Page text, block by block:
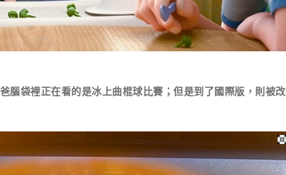
袋裡正在看的是冰上曲棍球比賽；但是到了國際版，則被改